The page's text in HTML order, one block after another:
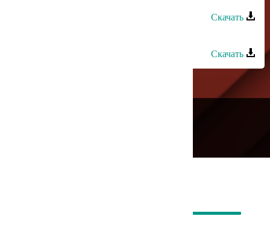
Скачать
Скачать